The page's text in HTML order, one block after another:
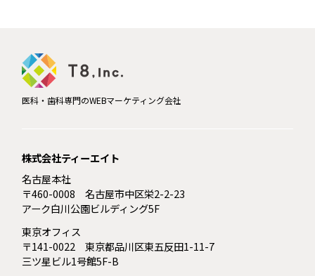
医科・歯科専門のWEBマーケティング会社
株式会社ティーエイト
名古屋本社
〒460-0008 名古屋市中区栄2-2-23
アーク白川公園ビルディング5F
東京オフィス
〒141-0022 東京都品川区東五反田1-11-7
三ツ星ビル1号館5F-B